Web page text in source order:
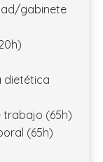
gabinete
dietética
trabajo (65h)
(65h)